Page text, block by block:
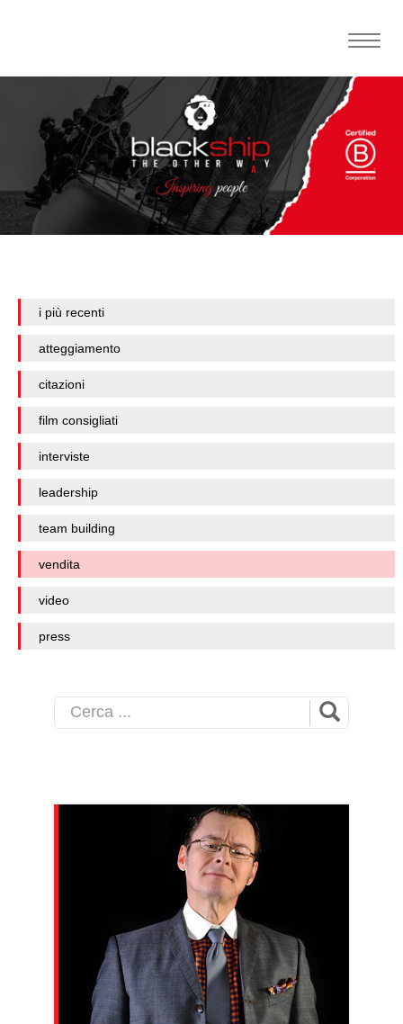
Toggle
i più recenti
atteggiamento
citazioni
film consigliati
interviste
leadership
team building
vendita
video
press